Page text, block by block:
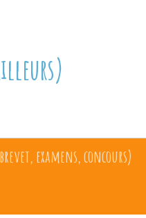
brevet, examens, concours)